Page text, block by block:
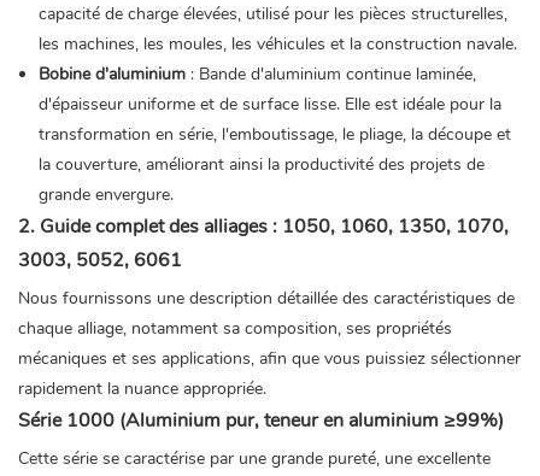
capacité de charge élevées, utilisé pour les pièces structurelles,
les machines, les moules, les véhicules et la construction navale.
Bobine d'aluminium: Bande d'aluminium continue laminée,
d'épaisseur uniforme et de surface lisse. Elle est idéale pour la
transformation en série, l'emboutissage, le pliage, la découpe et
la couverture, améliorant ainsi la productivité des projets de
grande envergure.
2. Guide complet des alliages : 1050, 1060, 1350, 1070,
3003, 5052, 6061
Nous fournissons une description détaillée des caractéristiques de
chaque alliage, notamment sa composition, ses propriétés
mécaniques et ses applications, afin que vous puissiez sélectionner
rapidement la nuance appropriée.
Série 1000 (Aluminium pur, teneur en aluminium ≥99%)
Cette série se caractérise par une grande pureté, une excellente